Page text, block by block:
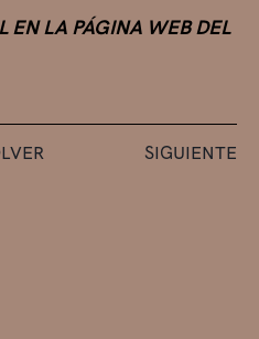
EN LA PÁGINA WEB DEL
SIGUIENTE